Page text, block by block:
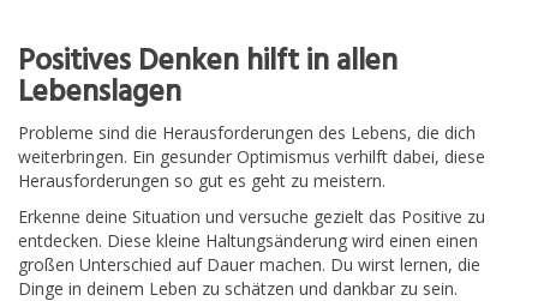
Positives Denken hilft in allen
Lebenslagen
Probleme sind die Herausforderungen des Lebens, die dich
weiterbringen. Ein gesunder Optimismus verhilft dabei, diese
Herausforderungen so gut es geht zu meistern.
Erkenne deine Situation und versuche gezielt das Positive zu
entdecken. Diese kleine Haltungsänderung wird einen einen
großen Unterschied auf Dauer machen. Du wirst lernen, die
Dinge in deinem Leben zu schätzen und dankbar zu sein.